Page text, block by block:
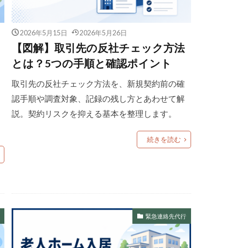
2026年5月15日 2026年5月26日
【図解】取引先の反社チェック方法
とは？5つの手順と確認ポイント
取引先の反社チェック方法を、新規契約前の確
認手順や調査対象、記録の残し方とあわせて解
説。契約リスクを抑える基本を整理します。
続きを読む
緊急連絡先代行